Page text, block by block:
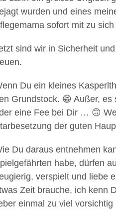
wurden und eines
sofort mit zu
sind wir in Sicherheit
Du ein kleines
Grundstock. 😁 Außer,
eine Fee bei Dir … 🙃
der guten
Du daraus entnehmen
habe, dürfen
verspielt und liebe
Zeit brauche, ich kenn
einmal zu viel